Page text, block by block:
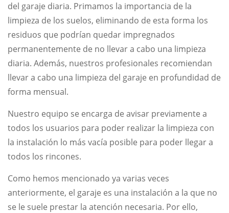
del garaje diaria. Primamos la importancia de la
limpieza de los suelos, eliminando de esta forma los
residuos que podrían quedar impregnados
permanentemente de no llevar a cabo una limpieza
diaria. Además, nuestros profesionales recomiendan
llevar a cabo una limpieza del garaje en profundidad de
forma mensual.
Nuestro equipo se encarga de avisar previamente a
todos los usuarios para poder realizar la limpieza con
la instalación lo más vacía posible para poder llegar a
todos los rincones.
Como hemos mencionado ya varias veces
anteriormente, el garaje es una instalación a la que no
se le suele prestar la atención necesaria. Por ello,